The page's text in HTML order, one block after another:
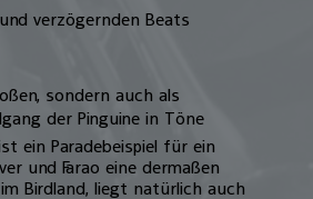
verzögernden Beats
sondern auch als
der Pinguine in Töne
ein Paradebeispiel für ein
und Farao eine dermaßen
Birdland, liegt natürlich auch